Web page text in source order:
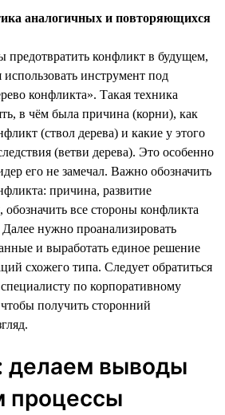
аналогичных и повторяющихся
предотвратить конфликт в будущем,
использовать инструмент под
конфликта». Такая техника
в чём была причина (корни), как
(ствол дерева) и какие у этого
(ветви дерева). Это особенно
его не замечал. Важно обозначить
причина, развитие
обозначить все стороны конфликта
нужно проанализировать
и выработать единое решение
схожего типа. Следует обратиться
по корпоративному
получить сторонний
делаем выводы
процессы